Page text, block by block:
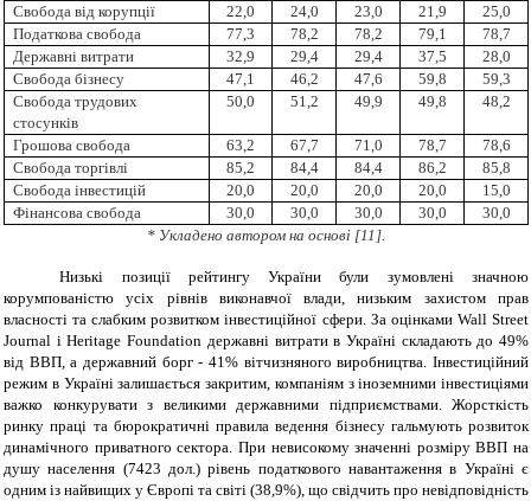
Свобода від корупції
22,0 24,0 23,0 21,9
25,0
Податкова свобода
77,3 78,2 78,2 79,1
78,7
Державні витрати
32,9 29,4 29,4 37,5
28,0
Свобода бізнесу
47,1 46,2 47,6 59,8
59,3
Свобода трудових
стосунків
50,0 51,2 49,9 49,8 48,2
Грошова свобода 63,2 67,7 71,0 78,7
78,6
Свобода торгівлі
85,2 84,4 84,4 86,2
85,8
Свобода інвестицій
20,0 20,0 20,0 20,0
15,0
Фінансова свобода
30,0 30,0 30,0 30,0
30,0
* Укладено автором на основі [11 ].
Низькі позиції рейтингу України були зумовлені значною
корумпованістю усіх рівнів виконавчої влади, низьким захистом прав
власності та слабким розвитком інвестиційної сфери. За оцінками Wall Street
Journal і Heritage Foundation державні витрати в Україні складають до 49%
від ВВП, а державний борг - 41% вітчизняного виробництва. Інвестиційний
режим в Україні залишається закритим, компаніям з іноземними інвестиціями
важко конкурувати з великими державними підприємствами. Жорсткість
ринку праці та бюрократичні правила ведення бізнесу гальмують розвиток
динамічного приватного сектора. При невисокому значенні розміру ВВП на
душу населення (7423 дол.) рівень податкового навантаження в Україні є
одним із найвищих у Європі та світі (38,9%), що свідчить про невідповідність